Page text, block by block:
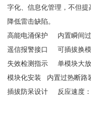
字化、信息化管理，不但
降低雷击缺陷。
高能电涌保护
内置瞬间
遥信报警接口
可插拔换
失效检测指示
单模块大
模块化安装
内置过热断路
插拔防呆设计
反应速度：